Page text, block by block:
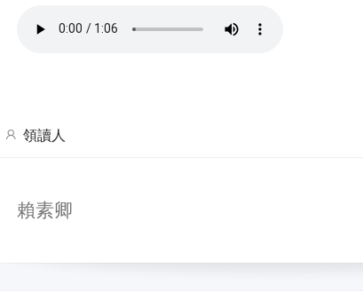
領讀人
賴素卿